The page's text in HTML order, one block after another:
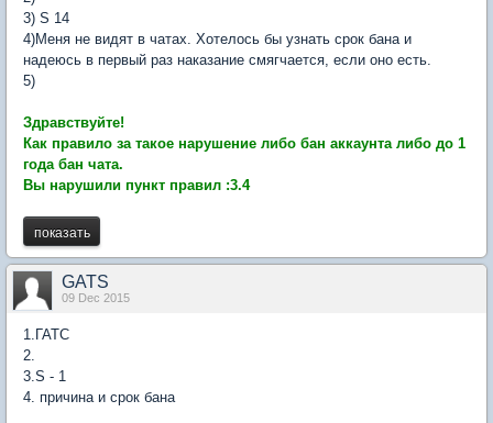
3) S 14
4)Меня не видят в чатах. Хотелось бы узнать срок бана и
надеюсь в первый раз наказание смягчается, если оно есть.
5)
Здравствуйте!
Как правило за такое нарушение либо бан аккаунта либо до 1
года бан чата.
Вы нарушили пункт правил :3.4
GATS
09 Dec 2015
1.ГАТС
2.
3.S - 1
4. причина и срок бана